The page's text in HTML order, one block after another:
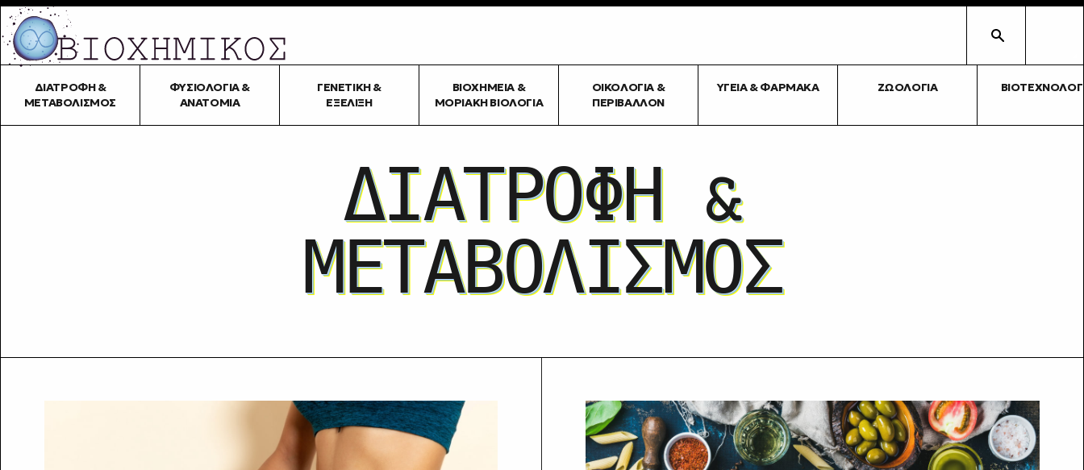
ΔΙΑΤΡΟΦΉ &
ΜΕΤΑΒΟΛΙΣΜΌΣ
ΦΥΣΙΟΛΟΓΊΑ &
ΑΝΑΤΟΜΊΑ
ΓΕΝΕΤΙΚΉ &
ΕΞΈΛΙΞΗ
ΒΙΟΧΗΜΕΊΑ &
ΜΟΡΙΑΚΉ ΒΙΟΛΟΓΊΑ
ΟΙΚΟΛΟΓΊΑ &
ΠΕΡΙΒΆΛΛΟΝ
ΥΓΕΊΑ & ΦΆΡΜΑΚΑ ΖΩΟΛΟΓΊΑ
ΔΙΑΤΡΟΦΗ &
ΜΕΤΑΒΟΛΙΣΜΟΣ